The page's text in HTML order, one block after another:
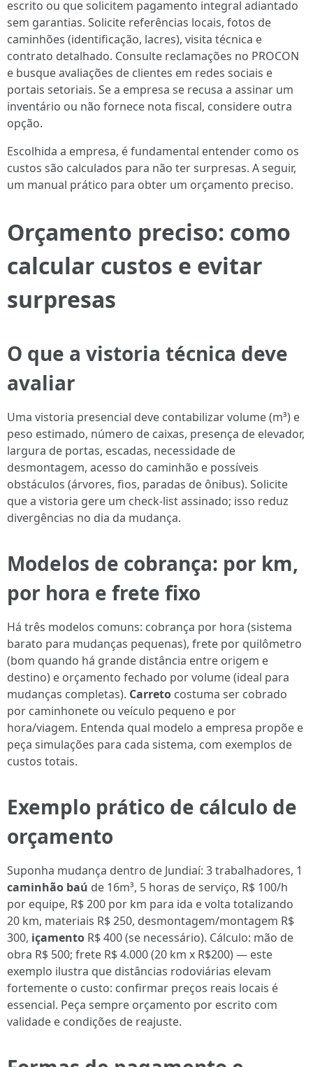
escrito ou que solicitem pagamento integral adiantado
sem garantias. Solicite referências locais, fotos de
caminhões (identificação, lacres), visita técnica e
contrato detalhado. Consulte reclamações no PROCON
e busque avaliações de clientes em redes sociais e
portais setoriais. Se a empresa se recusa a assinar um
inventário ou não fornece nota fiscal, considere outra
opção.
Escolhida a empresa, é fundamental entender como os
custos são calculados para não ter surpresas. A seguir,
um manual prático para obter um orçamento preciso.
Orçamento preciso: como
calcular custos e evitar
surpresas
O que a vistoria técnica deve
avaliar
Uma vistoria presencial deve contabilizar volume (m³) e
peso estimado, número de caixas, presença de elevador,
largura de portas, escadas, necessidade de
desmontagem, acesso do caminhão e possíveis
obstáculos (árvores, fios, paradas de ônibus). Solicite
que a vistoria gere um check-list assinado; isso reduz
divergências no dia da mudança.
Modelos de cobrança: por km,
por hora e frete fixo
Há três modelos comuns: cobrança por hora (sistema
barato para mudanças pequenas), frete por quilômetro
(bom quando há grande distância entre origem e
destino) e orçamento fechado por volume (ideal para
mudanças completas). Carreto costuma ser cobrado
por caminhonete ou veículo pequeno e por
hora/viagem. Entenda qual modelo a empresa propõe e
peça simulações para cada sistema, com exemplos de
custos totais.
Exemplo prático de cálculo de
orçamento
Suponha mudança dentro de Jundiaí: 3 trabalhadores, 1
caminhão baú de 16m³, 5 horas de serviço, R$ 100/h
por equipe, R$ 200 por km para ida e volta totalizando
20 km, materiais R$ 250, desmontagem/montagem R$
300, içamento R$ 400 (se necessário). Cálculo: mão de
obra R$ 500; frete R$ 4.000 (20 km x R$200) — este
exemplo ilustra que distâncias rodoviárias elevam
fortemente o custo: confirmar preços reais locais é
essencial. Peça sempre orçamento por escrito com
validade e condições de reajuste.